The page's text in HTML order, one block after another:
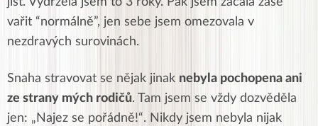
vařit “normálně”, jen sebe jsem omezovala v
nezdravých surovinách.
Snaha stravovat se nějak jinak nebyla pochopena ani
ze strany mých rodičů. Tam jsem se vždy dozvěděla
jen: „Najez se pořádně!“. Nikdy jsem nebyla nijak